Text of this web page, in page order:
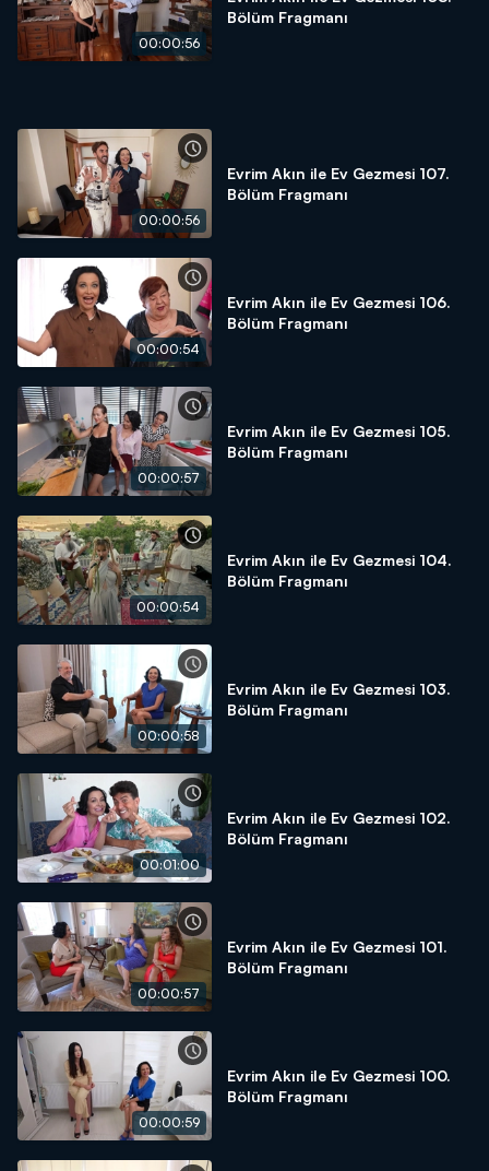
00:00:56
Bölüm Fragmanı
00:00:56
Evrim Akın ile Ev Gezmesi 107.
Bölüm Fragmanı
00:00:54
Evrim Akın ile Ev Gezmesi 106.
Bölüm Fragmanı
00:00:57
Evrim Akın ile Ev Gezmesi 105.
Bölüm Fragmanı
00:00:54
Evrim Akın ile Ev Gezmesi 104.
Bölüm Fragmanı
00:00:58
Evrim Akın ile Ev Gezmesi 103.
Bölüm Fragmanı
00:01:00
Evrim Akın ile Ev Gezmesi 102.
Bölüm Fragmanı
00:00:57
Evrim Akın ile Ev Gezmesi 101.
Bölüm Fragmanı
00:00:59
Evrim Akın ile Ev Gezmesi 100.
Bölüm Fragmanı